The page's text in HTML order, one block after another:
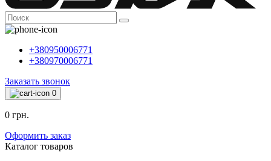
+380950006771
+380970006771
Заказать звонок
0
0 грн.
Оформить заказ
Каталог товаров